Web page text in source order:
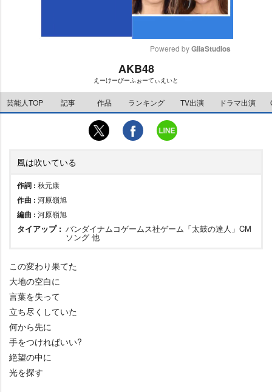
e
Powered by GliaStudios
AKB48
えーけーびーふぉーてぃえいと
芸能人TOP 記事 作品 ランキング TV出演 ドラマ出演
風は吹いている
作詞 : 秋元康
作曲 : 河原嶺旭
編曲 : 河原嶺旭
タイアップ : バンダイナムコゲームス社ゲーム「太鼓の達人」CM
ソング 他
この変わり果てた
大地の空白に
言葉を失って
立ち尽くしていた
何から先に
手をつければいい?
絶望の中に
光を探す